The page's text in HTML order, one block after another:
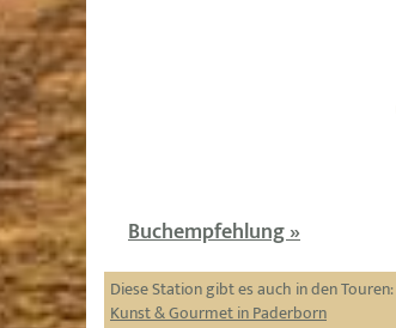
Buchempfehlung »
Diese Station gibt es auch in den Touren:
Kunst & Gourmet in Paderborn